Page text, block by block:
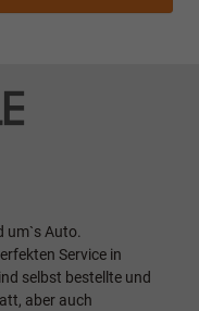
um`s Auto.
Service in
selbst bestellte und
aber auch